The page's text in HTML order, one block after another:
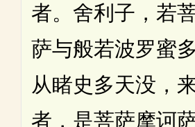
者。舍利子，若
萨与般若波罗蜜
从睹史多天没，
者，是菩萨摩诃